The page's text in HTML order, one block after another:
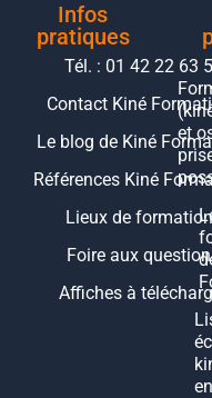
Infos
pratiques
Tél. : 01 42 22 63
Contact Kiné
Le blog de Kiné
Références Kiné
Lieux de
Foire aux
Affiches à
et